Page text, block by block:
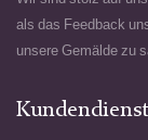
als das Feedback
unsere Gemälde zu
Kundendienst